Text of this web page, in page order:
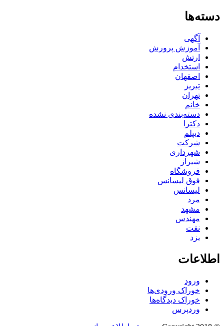
دسته‌ها
آگهی
آموزش پرورش
ارتش
استخدام
اصفهان
تبریز
تهران
خانم
دسته‌بندی نشده
دکترا
دیپلم
شرکت
شهرداری
شیراز
فروشگاه
فوق لیسانس
لیسانس
مرد
مشهد
مهندس
نفت
یزد
اطلاعات
ورود
خوراک ورودی‌ها
خوراک دیدگاه‌ها
وردپرس